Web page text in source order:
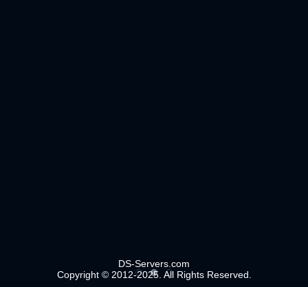
DS-Servers.com
Copyright © 2012-2025. All Rights Reserved.